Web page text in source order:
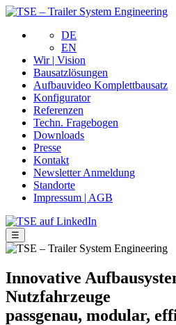
DE
EN
Wir | Vision
Bausatzlösungen
Aufbauvideo Komplettbausatz
Konfigurator
Referenzen
Techn. Fragebogen
Downloads
Presse
Kontakt
Newsletter Anmeldung
Standorte
Impressum | AGB
☰
Innovative
Nutzfahrzeuge
passgenau, modular,